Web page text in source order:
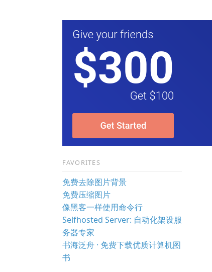
FAVORITES
免费去除图片背景
免费压缩图片
像黑客一样使用命令行
Selfhosted Server: 自动化架设服
务器专家
书海泛舟 · 免费下载优质计算机图
书